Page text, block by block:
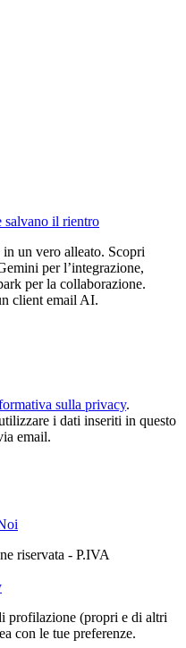
il rientro
un vero alleato. Scopri
per l’integrazione,
per la collaborazione.
client email AI.
sulla privacy.
i dati inseriti in questo
email.
riservata - P.IVA
profilazione (propri e di altri
con le tue preferenze.